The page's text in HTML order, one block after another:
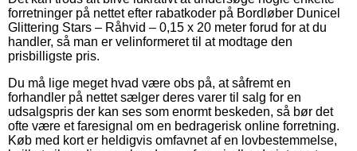
forretninger på nettet efter rabatkoder på Bordløber Dunicel
Glittering Stars – Råhvid – 0,15 x 20 meter forud for at du
handler, så man er velinformeret til at modtage den
prisbilligste pris.
Du må lige meget hvad være obs på, at såfremt en
forhandler på nettet sælger deres varer til salg for en
udsalgspris der kan ses som enormt beskeden, så bør det
ofte være et faresignal om en bedragerisk online forretning.
Køb med kort er heldigvis omfavnet af en lovbestemmelse,